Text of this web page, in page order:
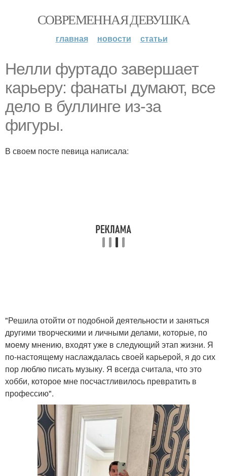
СОВРЕМЕННАЯ ДЕВУШКА
главная новости статьи
Нелли фуртадо завершает
карьеру: фанаты думают, все
дело в буллинге из-за
фигуры.
В своем посте певица написала:
"Решила отойти от подобной деятельности и заняться
другими творческими и личными делами, которые, по
моему мнению, входят уже в следующий этап жизни. Я
по-настоящему наслаждалась своей карьерой, я до сих
пор люблю писать музыку. Я всегда считала, что это
хобби, которое мне посчастливилось превратить в
профессию".